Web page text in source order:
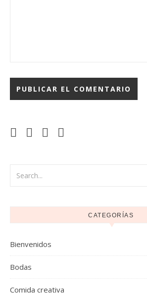
CATEGORÍAS
Bienvenidos
Bodas
Comida creativa